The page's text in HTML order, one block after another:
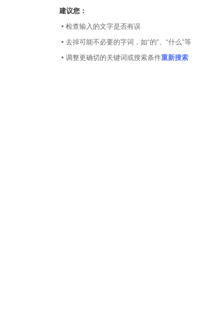
建议您：
• 检查输入的文字是否有误
• 去掉可能不必要的字词，如“的”、“什么”等
• 调整更确切的关键词或搜索条件重新搜索